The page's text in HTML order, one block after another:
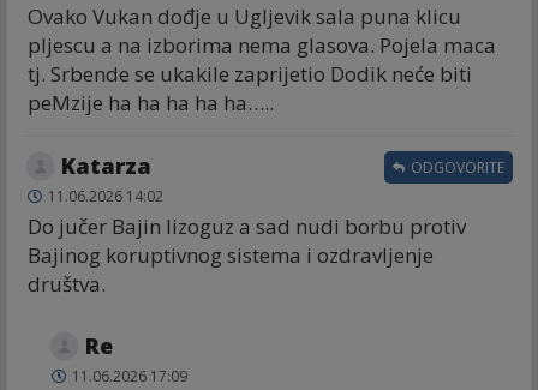
Ovako Vukan dođje u Ugljevik sala puna klicu
pljescu a na izborima nema glasova. Pojela maca
tj. Srbende se ukakile zaprijetio Dodik neće biti
peMzije ha ha ha ha ha…..
Katarza
11.06.2026 14:02
Do jučer Bajin lizoguz a sad nudi borbu protiv
Bajinog koruptivnog sistema i ozdravljenje
društva.
ODGOVORITE
Re
11.06.2026 17:09